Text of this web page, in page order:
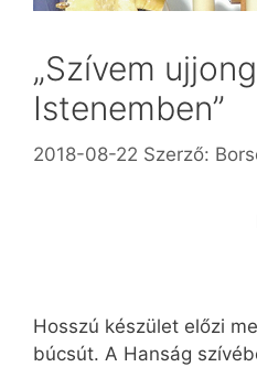
„Szívem
Istenemben”
2018-08-22 Szerző:
Hosszú készület előzi
búcsút. A Hanság